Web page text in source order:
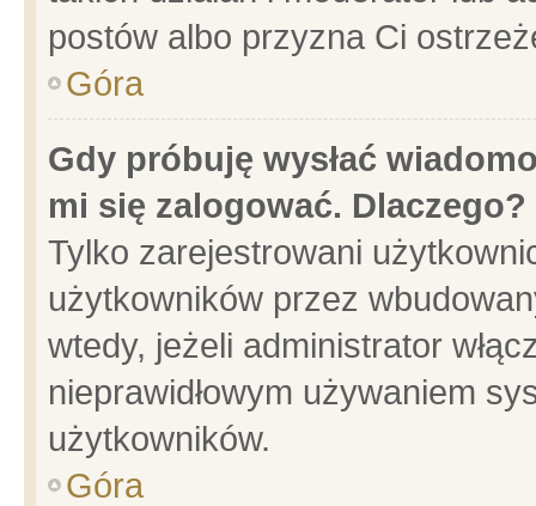
postów albo przyzna Ci
Góra
Gdy próbuję wysłać
mi się zalogować. Dlaczego?
Tylko zarejestrowani
użytkowników przez
wtedy, jeżeli administrator
nieprawidłowym używaniem
użytkowników.
Góra